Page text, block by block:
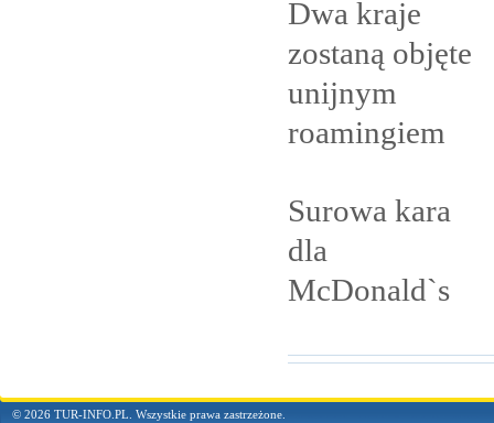
Dwa kraje
zostaną objęte
unijnym
roamingiem
Surowa kara
dla
McDonald`s
© 2026 TUR-INFO.PL. Wszystkie prawa zastrzeżone.